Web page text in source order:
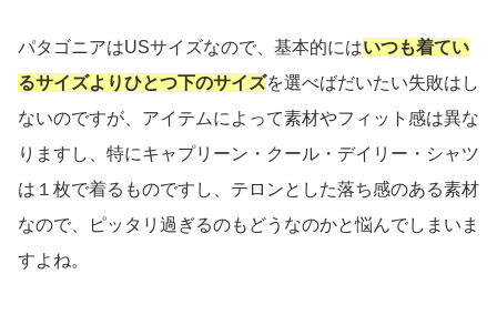
パタゴニアはUSサイズなので、基本的にはいつも着てい
るサイズよりひとつ下のサイズを選べばだいたい失敗はし
ないのですが、アイテムによって素材やフィット感は異な
りますし、特にキャプリーン・クール・デイリー・シャツ
は１枚で着るものですし、テロンとした落ち感のある素材
なので、ピッタリ過ぎるのもどうなのかと悩んでしまいま
すよね。